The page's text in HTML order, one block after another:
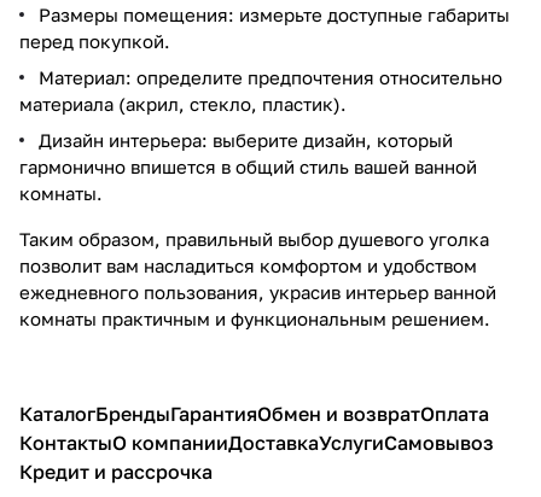
Размеры помещения: измерьте доступные габариты
перед покупкой.
Материал: определите предпочтения относительно
материала (акрил, стекло, пластик).
Дизайн интерьера: выберите дизайн, который
гармонично впишется в общий стиль вашей ванной
комнаты.
Таким образом, правильный выбор душевого уголка
позволит вам насладиться комфортом и удобством
ежедневного пользования, украсив интерьер ванной
комнаты практичным и функциональным решением.
КаталогБрендыГарантияОбмен и возвратОплата
КонтактыО компанииДоставкаУслугиСамовывоз
Кредит и рассрочка